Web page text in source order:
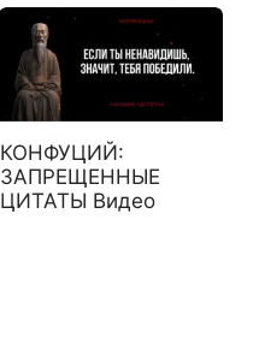
КОНФУЦИЙ:
ЗАПРЕЩЕННЫЕ
ЦИТАТЫ Видео